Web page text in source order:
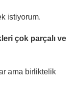
istiyorum.
çok parçalı ve
ama birliktelik